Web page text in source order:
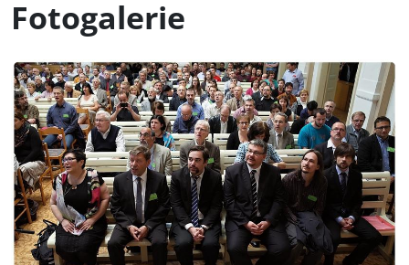
Fotogalerie